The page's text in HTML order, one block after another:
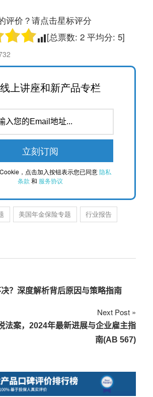
评价？请点击星标评分
[总票数: 2平均分: 5]
上讲座和新产品专栏
，点击加入按钮表示您已同意隐私
条款 和 服务协议
美国年金保险专题
行业报告
？深度解析背后原因与策略指南
Next Post
法案，2024年最新进展与企业雇主指
南(AB 567)